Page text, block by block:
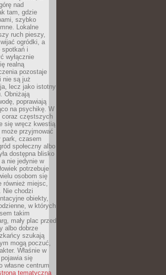
nad
tam, gdzie
szybko
Lokalne
ruch pieszy,
ogródki, a
i
wyłącznie
realną
pozostaje
nie są już
lecz jako istotny
Obniżają
poprawiają
na psychikę. W
coraz częstszych
się wręcz kwestią
przyjmować
park, czasem
społeczny albo
dostępna blisko
nie jedynie w
potrzebuje
osobom się
również miejsc,
Nie chodzi
obiekty,
w których
takim
mały plac przed
albo dobrze
szukają
mogą poczuć,
Właśnie w
się
własne centrum
tematyczna